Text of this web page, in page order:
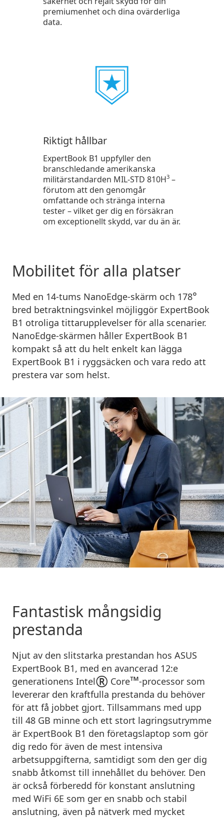
premiumenhet och dina ovärderliga
data.
Riktigt hållbar
ExpertBook B1 uppfyller den
branschledande amerikanska
militärstandarden MIL-STD 810H3 –
förutom att den genomgår
omfattande och stränga interna
tester – vilket ger dig en försäkran
om exceptionellt skydd, var du än är.
Mobilitet för alla platser
Med en 14-tums NanoEdge-skärm och 178°
bred betraktningsvinkel möjliggör ExpertBook
B1 otroliga tittarupplevelser för alla scenarier.
NanoEdge-skärmen håller ExpertBook B1
kompakt så att du helt enkelt kan lägga
ExpertBook B1 i ryggsäcken och vara redo att
prestera var som helst.
Fantastisk mångsidig
prestanda
Njut av den slitstarka prestandan hos ASUS
ExpertBook B1, med en avancerad 12:e
generationens Intel® Core™-processor som
levererar den kraftfulla prestanda du behöver
för att få jobbet gjort. Tillsammans med upp
till 48 GB minne och ett stort lagringsutrymme
är ExpertBook B1 den företagslaptop som gör
dig redo för även de mest intensiva
arbetsuppgifterna, samtidigt som den ger dig
snabb åtkomst till innehållet du behöver. Den
är också förberedd för konstant anslutning
med WiFi 6E som ger en snabb och stabil
anslutning, även på nätverk med mycket